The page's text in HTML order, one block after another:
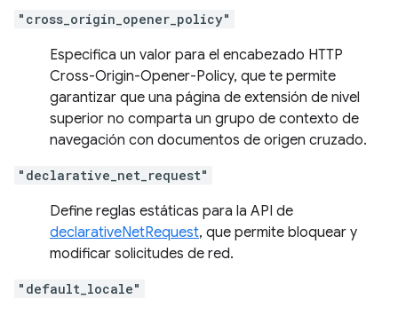
"cross_origin_opener_policy"
Especifica un valor para el encabezado HTTP
Cross-Origin-Opener-Policy, que te permite
garantizar que una página de extensión de nivel
superior no comparta un grupo de contexto de
navegación con documentos de origen cruzado.
"declarative_net_request"
Define reglas estáticas para la API de
declarativeNetRequest, que permite bloquear y
modificar solicitudes de red.
"default_locale"